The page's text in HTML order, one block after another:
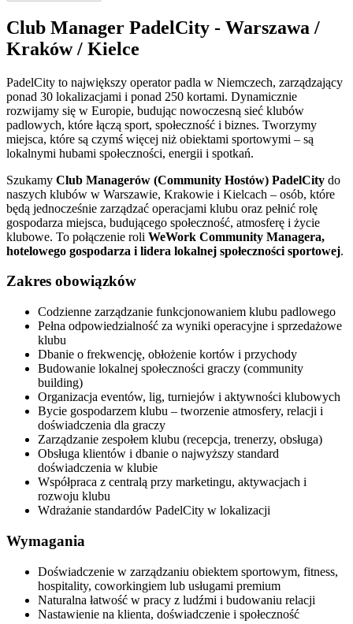
Club Manager PadelCity - Warszawa /
Kraków / Kielce
PadelCity to największy operator padla w Niemczech, zarządzający
ponad 30 lokalizacjami i ponad 250 kortami. Dynamicznie
rozwijamy się w Europie, budując nowoczesną sieć klubów
padlowych, które łączą sport, społeczność i biznes. Tworzymy
miejsca, które są czymś więcej niż obiektami sportowymi – są
lokalnymi hubami społeczności, energii i spotkań.
Szukamy Club Managerów (Community Hostów) PadelCity do
naszych klubów w Warszawie, Krakowie i Kielcach – osób, które
będą jednocześnie zarządzać operacjami klubu oraz pełnić rolę
gospodarza miejsca, budującego społeczność, atmosferę i życie
klubowe. To połączenie roli WeWork Community Managera,
hotelowego gospodarza i lidera lokalnej społeczności sportowej.
Zakres obowiązków
Codzienne zarządzanie funkcjonowaniem klubu padlowego
Pełna odpowiedzialność za wyniki operacyjne i sprzedażowe
klubu
Dbanie o frekwencję, obłożenie kortów i przychody
Budowanie lokalnej społeczności graczy (community
building)
Organizacja eventów, lig, turniejów i aktywności klubowych
Bycie gospodarzem klubu – tworzenie atmosfery, relacji i
doświadczenia dla graczy
Zarządzanie zespołem klubu (recepcja, trenerzy, obsługa)
Obsługa klientów i dbanie o najwyższy standard
doświadczenia w klubie
Współpraca z centralą przy marketingu, aktywacjach i
rozwoju klubu
Wdrażanie standardów PadelCity w lokalizacji
Wymagania
Doświadczenie w zarządzaniu obiektem sportowym, fitness,
hospitality, coworkingiem lub usługami premium
Naturalna łatwość w pracy z ludźmi i budowaniu relacji
Nastawienie na klienta, doświadczenie i społeczność